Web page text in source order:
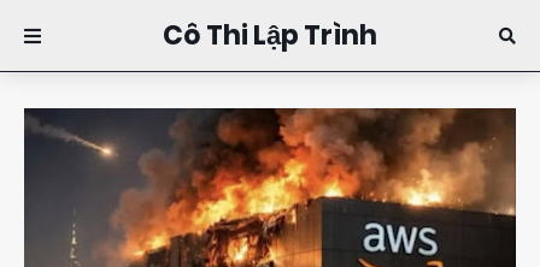
Cô Thi Lập Trình